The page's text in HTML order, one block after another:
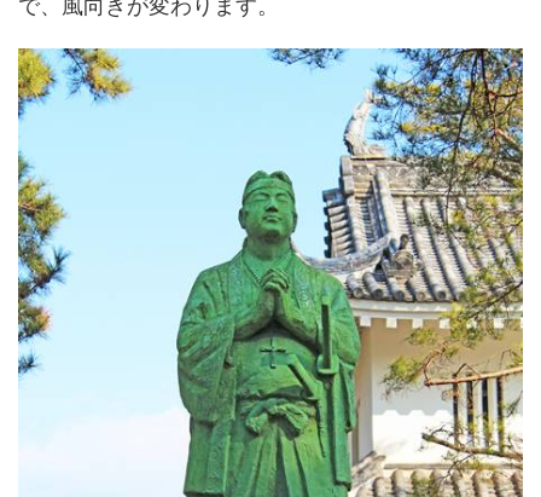
で、風向きが変わります。